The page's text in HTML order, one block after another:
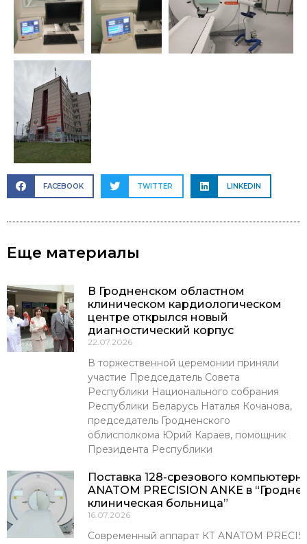
FACEBOOK TWITTER LINKEDIN
Еще материалы
В Гродненском областном
клиническом кардиологическом
центре открылся новый
диагностический корпус
22.07.2026
В торжественной церемонии приняли
участие Председатель Совета
Республики Национального собрания
Республики Беларусь Наталья Кочанова,
председатель Гродненского
облисполкома Юрий Караев, помощник
Президента Республики
Поставка 128-срезового
ANATOM PRECISION ANKE в
клиническая больница”
16.07.2026
Современный аппарат КТ ANATOM